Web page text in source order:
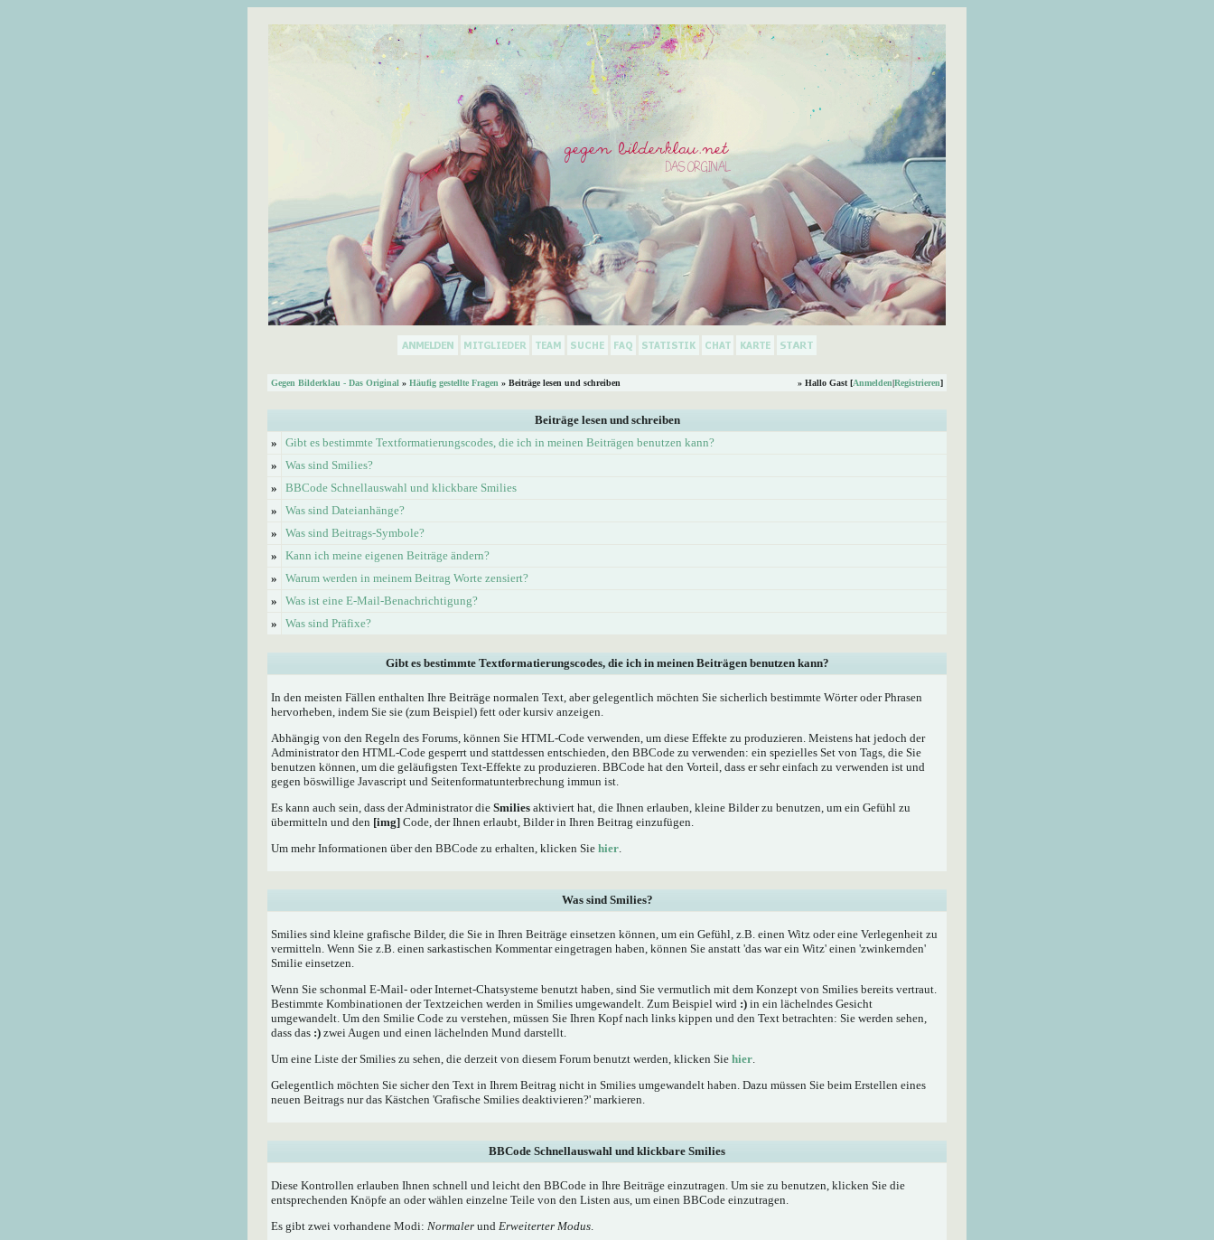
Gegen Bilderklau - Das Original » Häufig gestellte Fragen » Beiträge lesen und schreiben » Hallo Gast [Anmelden|Registrieren]
Beiträge lesen und schreiben
»
Gibt es bestimmte Textformatierungscodes, die ich in meinen Beiträgen benutzen kann?
»
Was sind Smilies?
»
BBCode Schnellauswahl und klickbare Smilies
»
Was sind Dateianhänge?
»
Was sind Beitrags-Symbole?
»
Kann ich meine eigenen Beiträge ändern?
»
Warum werden in meinem Beitrag Worte zensiert?
»
Was ist eine E-Mail-Benachrichtigung?
»
Was sind Präfixe?
Gibt es bestimmte Textformatierungscodes, die ich in meinen Beiträgen benutzen kann?
In den meisten Fällen enthalten Ihre Beiträge normalen Text, aber gelegentlich möchten Sie sicherlich bestimmte Wörter oder Phrasen
hervorheben, indem Sie sie (zum Beispiel) fett oder kursiv anzeigen.
Abhängig von den Regeln des Forums, können Sie HTML-Code verwenden, um diese Effekte zu produzieren. Meistens hat jedoch der
Administrator den HTML-Code gesperrt und stattdessen entschieden, den BBCode zu verwenden: ein spezielles Set von Tags, die Sie
benutzen können, um die geläufigsten Text-Effekte zu produzieren. BBCode hat den Vorteil, dass er sehr einfach zu verwenden ist und
gegen böswillige Javascript und Seitenformatunterbrechung immun ist.
Es kann auch sein, dass der Administrator die Smilies aktiviert hat, die Ihnen erlauben, kleine Bilder zu benutzen, um ein Gefühl zu
übermitteln und den [img] Code, der Ihnen erlaubt, Bilder in Ihren Beitrag einzufügen.
Um mehr Informationen über den BBCode zu erhalten, klicken Sie hier.
Was sind Smilies?
Smilies sind kleine grafische Bilder, die Sie in Ihren Beiträge einsetzen können, um ein Gefühl, z.B. einen Witz oder eine Verlegenheit zu
vermitteln. Wenn Sie z.B. einen sarkastischen Kommentar eingetragen haben, können Sie anstatt 'das war ein Witz' einen 'zwinkernden'
Smilie einsetzen.
Wenn Sie schonmal E-Mail- oder Internet-Chatsysteme benutzt haben, sind Sie vermutlich mit dem Konzept von Smilies bereits vertraut.
Bestimmte Kombinationen der Textzeichen werden in Smilies umgewandelt. Zum Beispiel wird :) in ein lächelndes Gesicht
umgewandelt. Um den Smilie Code zu verstehen, müssen Sie Ihren Kopf nach links kippen und den Text betrachten: Sie werden sehen,
dass das :) zwei Augen und einen lächelnden Mund darstellt.
Um eine Liste der Smilies zu sehen, die derzeit von diesem Forum benutzt werden, klicken Sie hier.
Gelegentlich möchten Sie sicher den Text in Ihrem Beitrag nicht in Smilies umgewandelt haben. Dazu müssen Sie beim Erstellen eines
neuen Beitrags nur das Kästchen 'Grafische Smilies deaktivieren?' markieren.
BBCode Schnellauswahl und klickbare Smilies
Diese Kontrollen erlauben Ihnen schnell und leicht den BBCode in Ihre Beiträge einzutragen. Um sie zu benutzen, klicken Sie die
entsprechenden Knöpfe an oder wählen einzelne Teile von den Listen aus, um einen BBCode einzutragen.
Es gibt zwei vorhandene Modi: Normaler und Erweiterter Modus.